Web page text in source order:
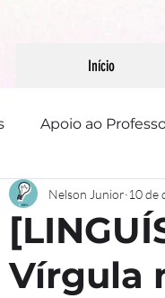
Início
Apoio ao
Literatura
Textual
Vírgula
Nelson Junior 10 de